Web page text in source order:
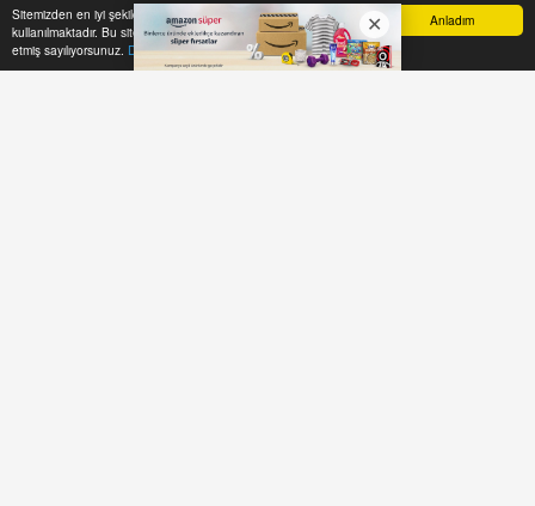
Anladım
Sitemizden en iyi şekilde faydalanabilmeniz için çerezler
kullanılmaktadır. Bu siteye giriş yaparak çerez kullanımını kabul
etmiş sayılıyorsunuz. Daha Fazla Bilgi Al
eşliğinde takip etti.
Anasayfa Yazarlar Haber Ara İhbar Hattı Menu